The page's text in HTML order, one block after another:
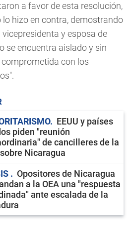
a favor de esta resolución,
hizo en contra, demostrando
vicepresidenta y esposa de
se encuentra aislado y sin
con los
EEUU y países
piden "reunión
de cancilleres de la
sobre Nicaragua
Opositores de Nicaragua
a la OEA una "respuesta
ante escalada de la